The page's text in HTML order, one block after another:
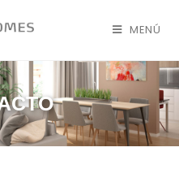
MENÚ